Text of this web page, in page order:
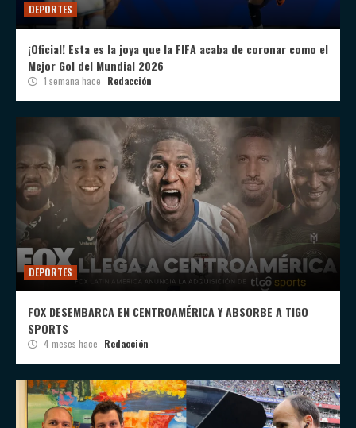
DEPORTES
¡Oficial! Esta es la joya que la FIFA acaba de coronar como el
Mejor Gol del Mundial 2026
1 semana hace Redacción
DEPORTES
FOX DESEMBARCA EN CENTROAMÉRICA Y ABSORBE A TIGO
SPORTS
4 meses hace Redacción